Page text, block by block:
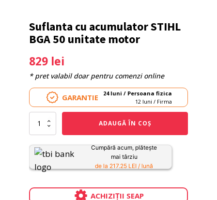
Suflanta cu acumulator STIHL
BGA 50 unitate motor
829 lei
* pret valabil doar pentru comenzi online
GARANTIE
24 luni / Persoana fizica
12 luni / Firma
Cantitate
Suflanta
acumulator
STIHL
BGA
motor
ADAUGĂ ÎN COȘ
Cumpără acum, plătește
mai târziu
de la 217.25 LEI / lună
ACHIZIȚII SEAP